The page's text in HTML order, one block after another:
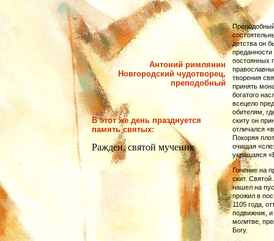
Антоний римлянин
Новгородский чудотворец,
преподобный
В этот же день празднуется
память святых:
Ражден, святой мученик
детства он
по­стоянных
творения
принять
богато­го
всецело
обителям,
скиту он
отличался
Покоряя
очищая
украшаяся
Гонение на
скит.
нашел на
прожил в
1105 года,
подвижник,
молитве,
Богу.